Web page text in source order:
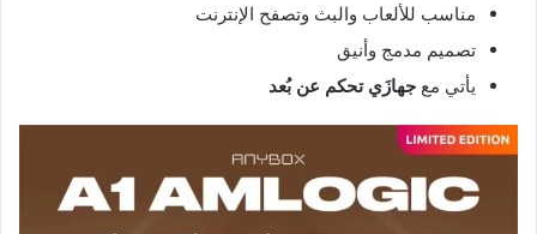
مناسب للألعاب والبث وتصفح الإنترنت
تصميم مدمج وأنيق
يأتي مع جهازَي تحكم عن بُعد